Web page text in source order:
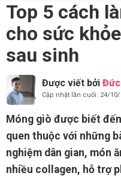
Top 5 cách
cho sức
sau sinh
Được viết bởi
Cập nhật lần cuối: 24/10/
Móng giò được biết
quen thuộc với những
nghiệm dân gian, món
nhiều collagen, hỗ trợ